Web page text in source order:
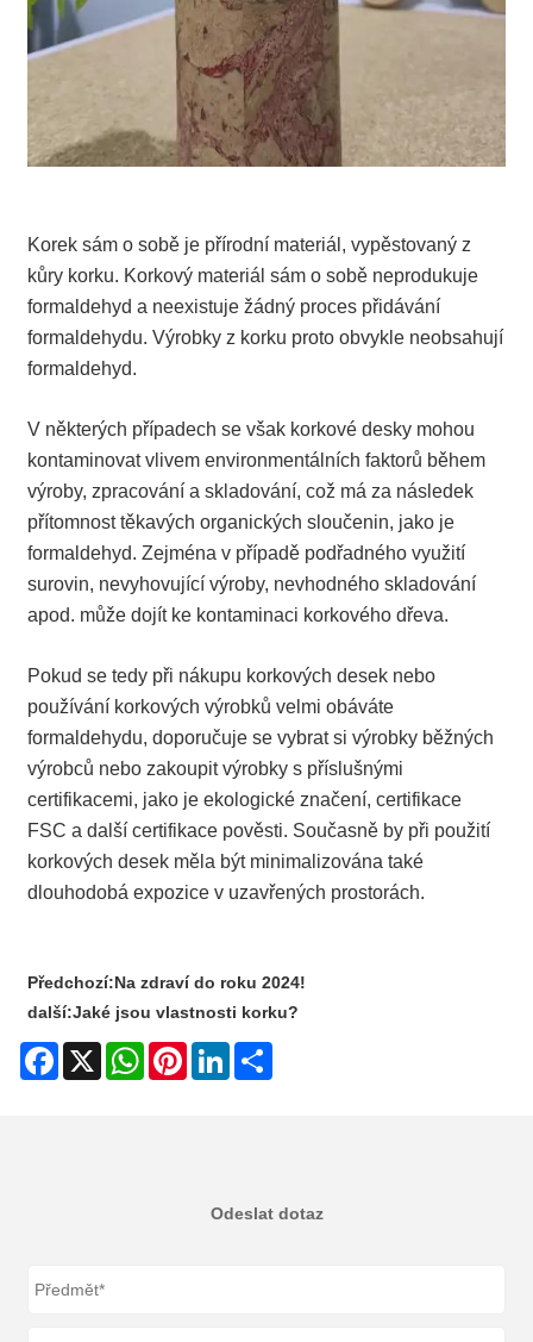
Korek sám o sobě je přírodní materiál, vypěstovaný z
kůry korku. Korkový materiál sám o sobě neprodukuje
formaldehyd a neexistuje žádný proces přidávání
formaldehydu. Výrobky z korku proto obvykle neobsahují
formaldehyd.
V některých případech se však korkové desky mohou
kontaminovat vlivem environmentálních faktorů během
výroby, zpracování a skladování, což má za následek
přítomnost těkavých organických sloučenin, jako je
formaldehyd. Zejména v případě podřadného využití
surovin, nevyhovující výroby, nevhodného skladování
apod. může dojít ke kontaminaci korkového dřeva.
Pokud se tedy při nákupu korkových desek nebo
používání korkových výrobků velmi obáváte
formaldehydu, doporučuje se vybrat si výrobky běžných
výrobců nebo zakoupit výrobky s příslušnými
certifikacemi, jako je ekologické značení, certifikace
FSC a další certifikace pověsti. Současně by při použití
korkových desek měla být minimalizována také
dlouhodobá expozice v uzavřených prostorách.
Předchozí:Na zdraví do roku 2024!
další:Jaké jsou vlastnosti korku?
Facebook
X WhatsAppPinterestLinkedIn
Odeslat dotaz